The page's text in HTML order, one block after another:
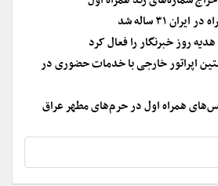
۳۱ ساله شد
روز خبرنگار را فعال کرد
اپراتور خارجی با خدمات حضوری در
همراه اول در حرم‌های مطهر عراق